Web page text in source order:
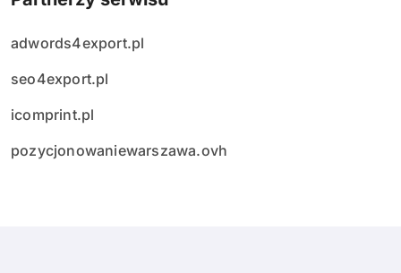
adwords4export.pl
seo4export.pl
icomprint.pl
pozycjonowaniewarszawa.ovh